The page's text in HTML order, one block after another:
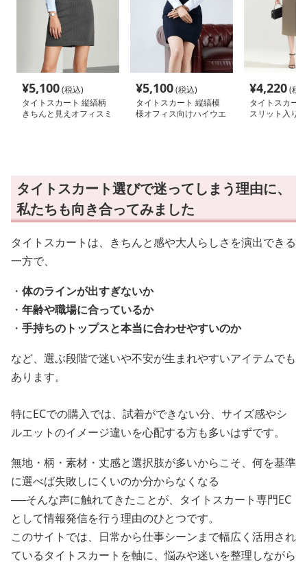
¥5,100(税込)
タイトスカート 縦縞柄
きちんと見えオフィスミ
¥5,100(税込)
タイトスカート 縦縞模
様オフィス向けハイウエ
¥4,220(税
タイトスカー
スリット入り
タイトスカート選びで迷ってしまう理由に、
私たちも向き合ってみました
タイトスカートは、きちんと感や大人らしさを演出できる
一方で、
・ 体のラインが出すぎないか
・ 年齢や職場に合っているか
・ 手持ちのトップスと本当に合わせやすいのか
など、選ぶ段階で迷いや不安が生まれやすいアイテムでも
あります。
特にECでの購入では、試着ができない分、サイズ感やシ
ルエットのイメージ違いを心配する方も多いはずです。
無地・柄・素材・丈感と選択肢が多いからこそ、何を基準
に選べば失敗しにくいのか分からなくなる
──そんな声に触れてきたことが、タイトスカート専門EC
として情報発信を行う理由のひとつです。
このサイトでは、日常から仕事シーンまで幅広く活用され
ているタイトスカートを軸に、悩みや迷いを整理しながら